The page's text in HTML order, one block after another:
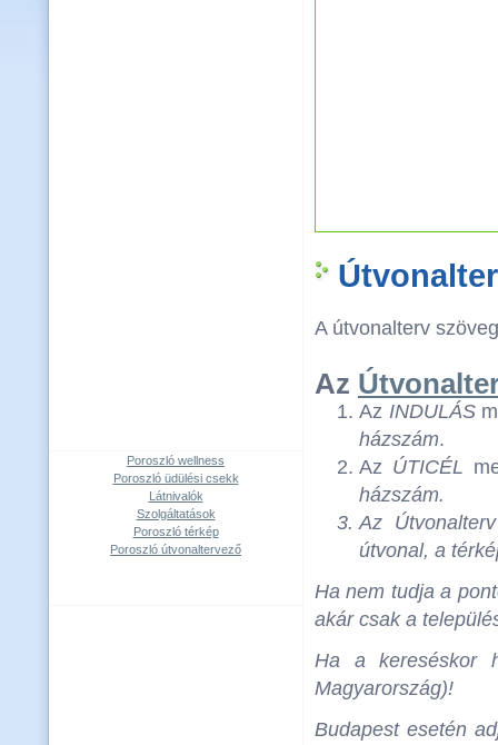
Poroszló wellness
Poroszló üdülési csekk
Látnivalók
Szolgáltatások
Poroszló térkép
Poroszló útvonaltervező
A útvonalterv
Az
Az INDULÁS
házszám.
Az ÚTICÉL
házszám.
Az Útvonalterv
útvonal, a
Ha nem tudja a
akár csak a
Ha a kereséskor
Magyarország)!
Budapest esetén